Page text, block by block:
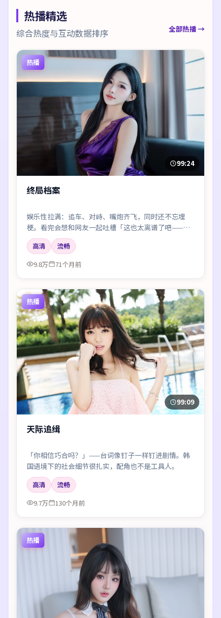
热播精选
综合热度与互动数据排序 全部热播 →
热播
99:24
终局档案
娱乐性拉满：追车、对峙、嘴炮齐飞，同时还不忘埋
梗。看完会想和网友一起吐槽「这也太离谱了吧——但
好爽」。
高清
流畅
9.8万
71个月前
热播
99:09
天际追缉
「你相信巧合吗？」——台词像钉子一样钉进剧情。韩
国语境下的社会细节很扎实，配角也不是工具人。
高清
流畅
9.7万
130个月前
热播